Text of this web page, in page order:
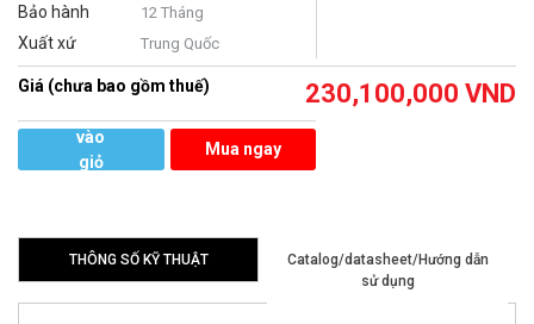
Bảo hành 12 Tháng
Xuất xứ Trung Quốc
Giá (chưa bao gồm thuế) 230,100,000 VND
vào
giỏ
Mua ngay
THÔNG SỐ KỸ THUẬT
Catalog/datasheet/Hướng dẫn
sử dụng